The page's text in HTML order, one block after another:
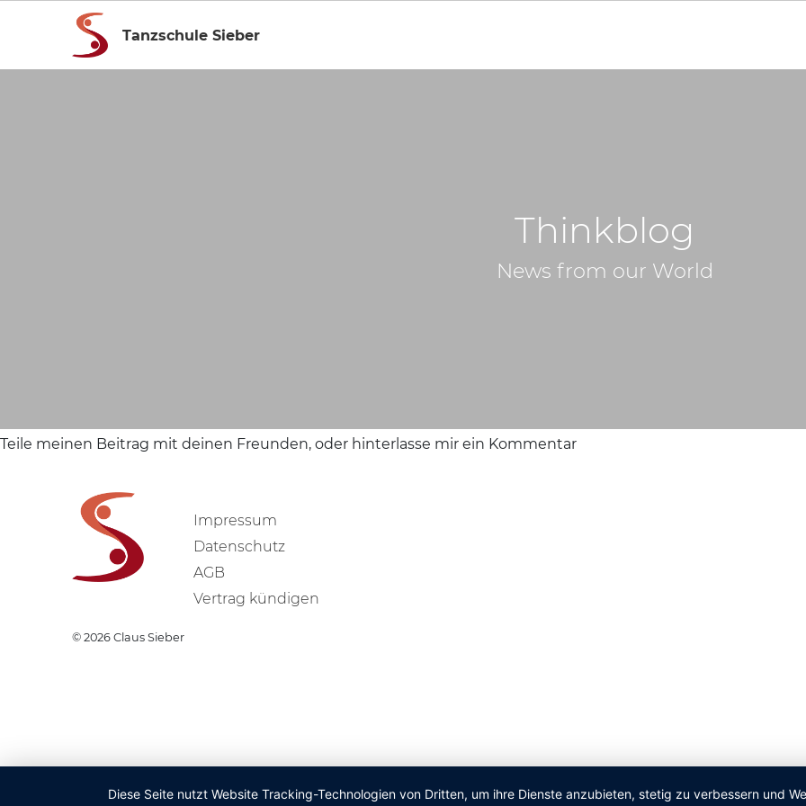
Tanzschule Sieber
Thinkblog
News from our World
Teile meinen Beitrag mit deinen Freunden, oder hinterlasse mir ein Kommentar
Diese Seite nutzt Website Tracking-Technologien von Dritten, um ihre Dienste anzubieten, stetig zu verbessern und
Impressum
Datenschutz
AGB
Vertrag kündigen
© 2026 Claus Sieber